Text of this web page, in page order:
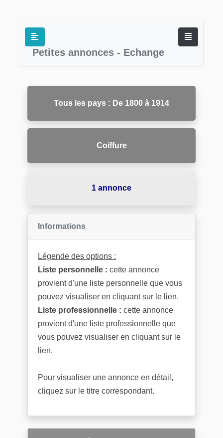
Petites annonces - Echange
Tous les pays : De 1800 à 1914
Coiffure
1 annonce
Informations
Légende des options :
Liste personnelle : cette annonce
provient d'une liste personnelle que vous
pouvez visualiser en cliquant sur le lien.
Liste professionnelle : cette annonce
provient d'une liste professionnelle que
vous pouvez visualiser en cliquant sur le
lien.
Pour visualiser une annonce en détail,
cliquez sur le titre correspondant.